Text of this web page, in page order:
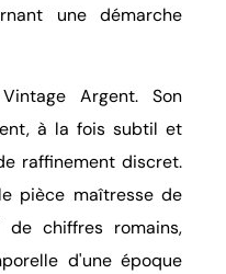
une démarche
Argent. Son
à la fois subtil et
raffinement discret.
pièce maîtresse de
chiffres romains,
d'une époque